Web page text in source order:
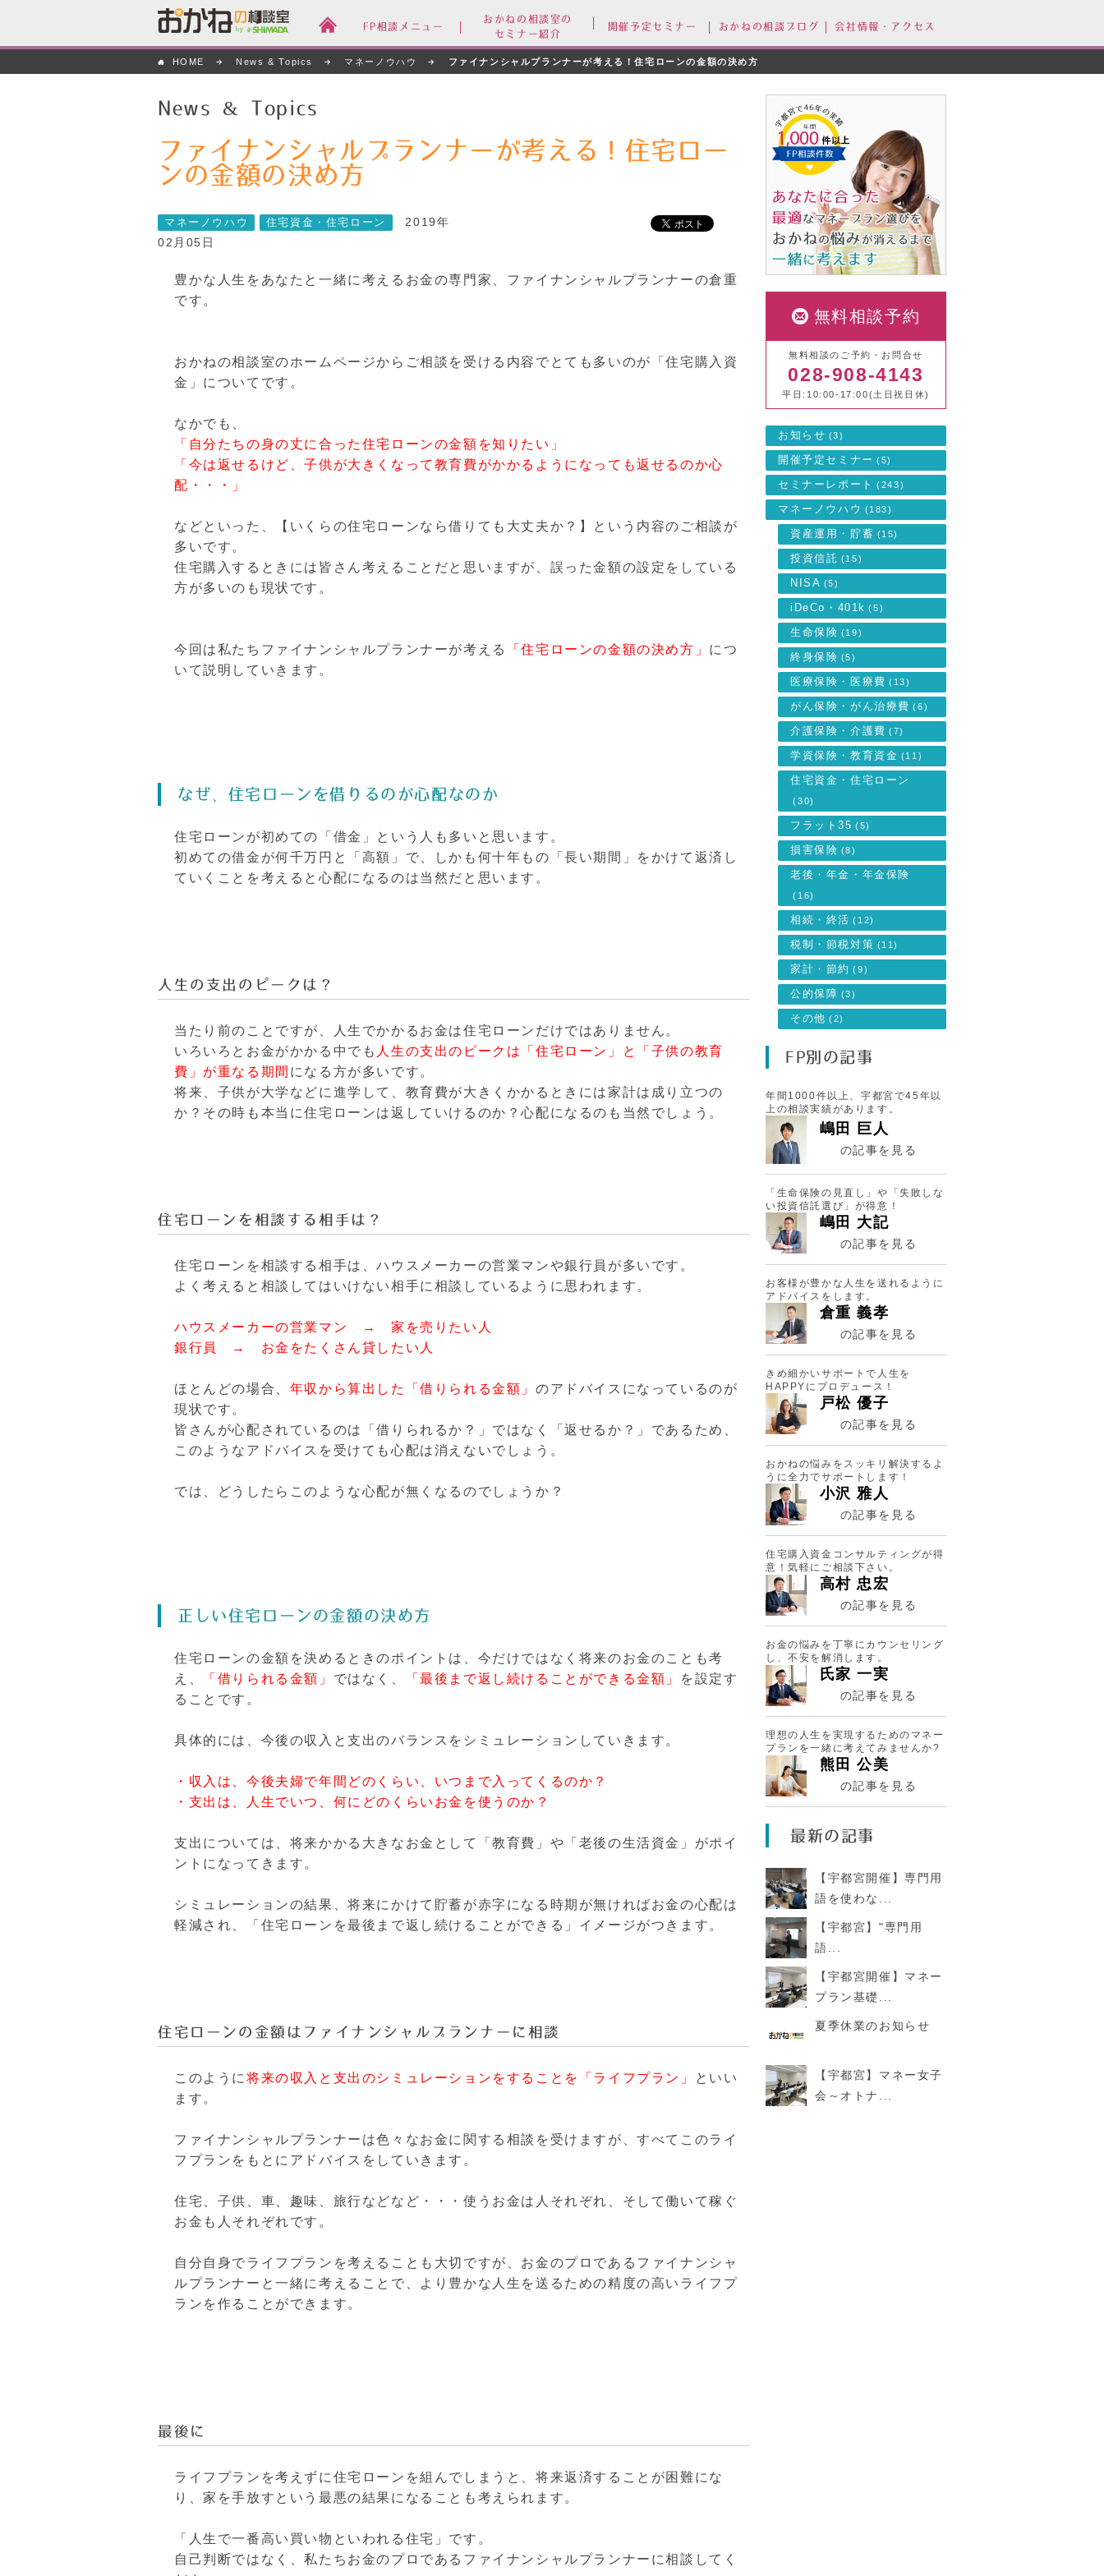
おかねの相談室 by
FP相談メニュー
おかねの相談室の
セミナー紹介
開催予定セミナー おかねの相談ブログ 会社情報・アクセス
HOME News & Topics マネーノウハウ ファイナンシャルプランナーが考える！住宅ローンの金額の決め方
News & Topics
ファイナンシャルプランナーが考える！住宅ロー
ンの金額の決め方
マネーノウハウ 住宅資金・住宅ローン
2019年
02月05日
豊かな人生をあなたと一緒に考えるお金の専門家、ファイナンシャルプランナーの倉重
です。
おかねの相談室のホームページからご相談を受ける内容でとても多いのが「住宅購入資
金」についてです。
なかでも、
「自分たちの身の丈に合った住宅ローンの金額を知りたい」
「今は返せるけど、子供が大きくなって教育費がかかるようになっても返せるのか心
配・・・」
などといった、【いくらの住宅ローンなら借りても大丈夫か？】という内容のご相談が
多いです。
住宅購入するときには皆さん考えることだと思いますが、誤った金額の設定をしている
方が多いのも現状です。
今回は私たちファイナンシャルプランナーが考える 「住宅ローンの金額の決め方」 につ
いて説明していきます。
なぜ、住宅ローンを借りるのが心配なのか
住宅ローンが初めての「借金」という人も多いと思います。
初めての借金が何千万円と「高額」で、しかも何十年もの「長い期間」をかけて返済し
ていくことを考えると心配になるのは当然だと思います。
人生の支出のピークは？
当たり前のことですが、人生でかかるお金は住宅ローンだけではありません。
いろいろとお金がかかる中でも 人生の支出のピークは「住宅ローン」と「子供の教育
費」が重なる期間 になる方が多いです。
将来、子供が大学などに進学して、教育費が大きくかかるときには家計は成り立つの
か？その時も本当に住宅ローンは返していけるのか？心配になるのも当然でしょう。
住宅ローンを相談する相手は？
住宅ローンを相談する相手は、ハウスメーカーの営業マンや銀行員が多いです。
よく考えると相談してはいけない相手に相談しているように思われます。
ハウスメーカーの営業マン → 家を売りたい人
銀行員 → お金をたくさん貸したい人
ほとんどの場合、 年収から算出した「借りられる金額」のアドバイスになっているのが
現状です。
皆さんが心配されているのは「借りられるか？」ではなく「返せるか？」であるため、
このようなアドバイスを受けても心配は消えないでしょう。
では、どうしたらこのような心配が無くなるのでしょうか？
正しい住宅ローンの金額の決め方
住宅ローンの金額を決めるときのポイントは、今だけではなく将来のお金のことも考
え、
「借りられる金額」 ではなく、 「最後まで返し続けることができる金額」
を設定す
ることです。
具体的には、今後の収入と支出のバランスをシミュレーションしていきます。
・収入は、今後夫婦で年間どのくらい、いつまで入ってくるのか？
・支出は、人生でいつ、何にどのくらいお金を使うのか？
支出については、将来かかる大きなお金として「教育費」や「老後の生活資金」がポイ
ントになってきます。
シミュレーションの結果、将来にかけて貯蓄が赤字になる時期が無ければお金の心配は
軽減され、「住宅ローンを最後まで返し続けることができる」イメージがつきます。
住宅ローンの金額はファイナンシャルプランナーに相談
このように 将来の収入と支出のシミュレーションをすることを「ライフプラン」
といい
ます。
ファイナンシャルプランナーは色々なお金に関する相談を受けますが、すべてこのライ
フプランをもとにアドバイスをしていきます。
住宅、子供、車、趣味、旅行などなど・・・使うお金は人それぞれ、そして働いて稼ぐ
お金も人それぞれです。
自分自身でライフプランを考えることも大切ですが、お金のプロであるファイナンシャ
ルプランナーと一緒に考えることで、より豊かな人生を送るための精度の高いライフプ
ランを作ることができます。
最後に
ライフプランを考えずに住宅ローンを組んでしまうと、将来返済することが困難にな
り、家を手放すという最悪の結果になることも考えられます。
「人生で一番高い買い物といわれる住宅」です。
自己判断ではなく、私たちお金のプロであるファイナンシャルプランナーに相談してく
無料相談予約
無料相談のご予約・お問合せ
028-908-4143
平日:10:00-17:00(土日祝日休)
お知らせ (3)
開催予定セミナー (5)
セミナーレポート (243)
マネーノウハウ (183)
資産運用・貯蓄 (15)
投資信託 (15)
NISA (5)
iDeCo・401k (5)
生命保険 (19)
終身保険 (5)
医療保険・医療費 (13)
がん保険・がん治療費 (6)
介護保険・介護費 (7)
学資保険・教育資金 (11)
住宅資金・住宅ローン
(30)
フラット35 (5)
損害保険 (8)
老後・年金・年金保険
(16)
相続・終活 (12)
税制・節税対策 (11)
家計・節約 (9)
公的保障 (3)
その他 (2)
FP別の記事
年間1000件以上、宇都宮で45年以
上の相談実績があります。
嶋田 巨人
の記事を見る
「生命保険の見直し」や「失敗しな
い投資信託選び」が得意！
嶋田 大記
の記事を見る
お客様が豊かな人生を送れるように
アドバイスをします。
倉重 義孝
の記事を見る
きめ細かいサポートで人生を
HAPPYにプロデュース！
戸松 優子
の記事を見る
おかねの悩みをスッキリ解決するよ
うに全力でサポートします！
小沢 雅人
の記事を見る
住宅購入資金コンサルティングが得
意！気軽にご相談下さい。
高村 忠宏
の記事を見る
お金の悩みを丁寧にカウンセリング
し、不安を解消します。
氏家 一実
の記事を見る
理想の人生を実現するためのマネー
プランを一緒に考えてみませんか?
熊田 公美
の記事を見る
最新の記事
【宇都宮開催】専門用
語を使わな...
【宇都宮】"専門用
語...
【宇都宮開催】マネー
プラン基礎...
夏季休業のお知らせ
【宇都宮】マネー女子
会～オトナ...